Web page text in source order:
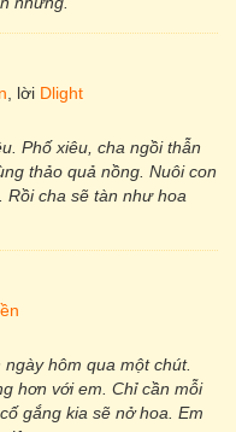
, lời Dlight
Phố xiêu, cha ngồi thẫn
thảo quả nồng. Nuôi con
Rồi cha sẽ tàn như hoa
hôm qua một chút.
hơn với em. Chỉ cần mỗi
gắng kia sẽ nở hoa. Em